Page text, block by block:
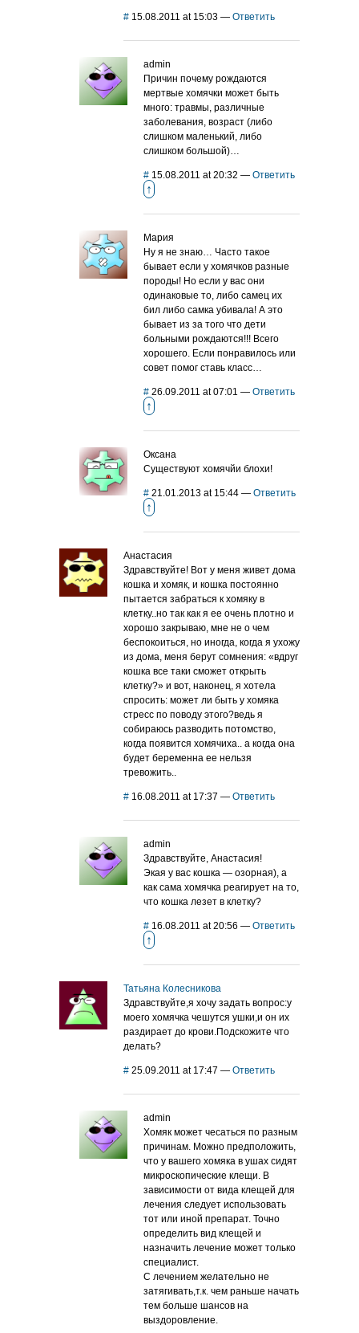
# 15.08.2011 at 15:03 — Ответить
admin
Причин почему рождаются
мертвые хомячки может быть
много: травмы, различные
заболевания, возраст (либо
слишком маленький, либо
слишком большой)…
# 15.08.2011 at 20:32 — Ответить
↑
Мария
Ну я не знаю… Часто такое
бывает если у хомячков разные
породы! Но если у вас они
одинаковые то, либо самец их
бил либо самка убивала! А это
бывает из за того что дети
больными рождаются!!! Всего
хорошего. Если понравилось или
совет помог ставь класс…
# 26.09.2011 at 07:01 — Ответить
↑
Оксана
Существуют хомячйи блохи!
# 21.01.2013 at 15:44 — Ответить
↑
Анастасия
Здравствуйте! Вот у меня живет дома
кошка и хомяк, и кошка постоянно
пытается забраться к хомяку в
клетку..но так как я ее очень плотно и
хорошо закрываю, мне не о чем
беспокоиться, но иногда, когда я ухожу
из дома, меня берут сомнения: «вдруг
кошка все таки сможет открыть
клетку?» и вот, наконец, я хотела
спросить: может ли быть у хомяка
стресс по поводу этого?ведь я
собираюсь разводить потомство,
когда появится хомячиха.. а когда она
будет беременна ее нельзя
тревожить..
# 16.08.2011 at 17:37 — Ответить
admin
Здравствуйте, Анастасия!
Экая у вас кошка — озорная), а
как сама хомячка реагирует на то,
что кошка лезет в клетку?
# 16.08.2011 at 20:56 — Ответить
↑
Татьяна Колесникова
Здравствуйте,я хочу задать вопрос:у
моего хомячка чешутся ушки,и он их
раздирает до крови.Подскожите что
делать?
# 25.09.2011 at 17:47 — Ответить
admin
Хомяк может чесаться по разным
причинам. Можно предположить,
что у вашего хомяка в ушах сидят
микроскопические клещи. В
зависимости от вида клещей для
лечения следует использовать
тот или иной препарат. Точно
определить вид клещей и
назначить лечение может только
специалист.
С лечением желательно не
затягивать,т.к. чем раньше начать
тем больше шансов на
выздоровление.